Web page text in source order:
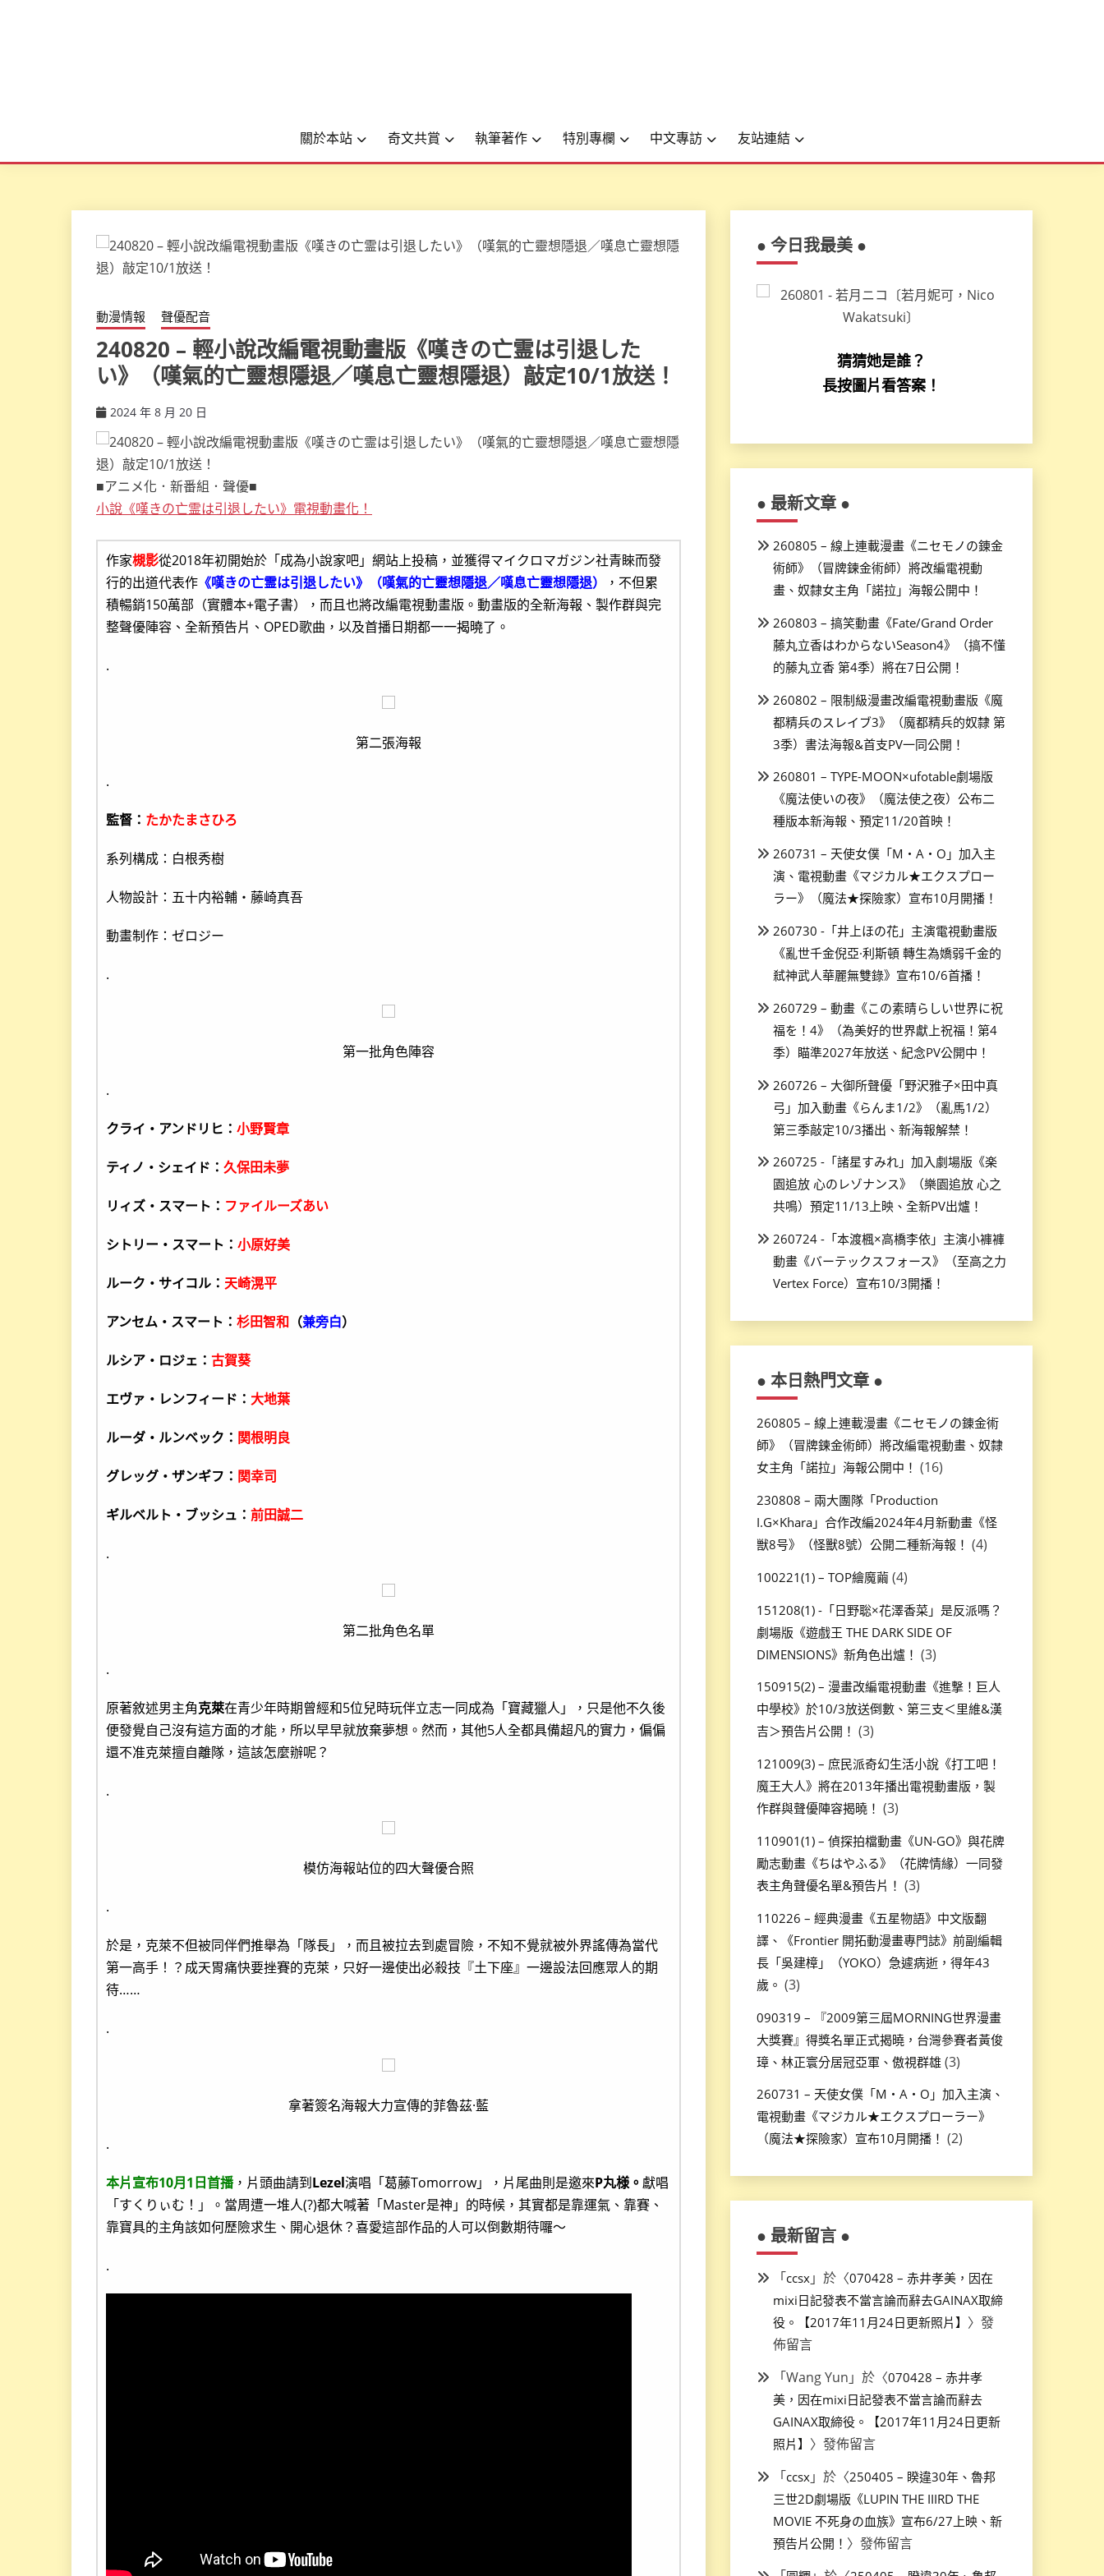
關於本站 奇文共賞 執筆著作 特別專欄 中文專訪 友站連結
動漫情報 聲優配音
240820 – 輕小說改編電視動畫版《嘆きの亡霊は引退した
い》（嘆氣的亡靈想隱退／嘆息亡靈想隱退）敲定10/1放送！
2024 年 8 月 20 日
■アニメ化．新番組．聲優■
小說《嘆きの亡霊は引退したい》電視動畫化！
作家槻影從2018年初開始於「成為小說家吧」網站上投稿，並獲得マイクロマガジン社青睞而發
行的出道代表作 《嘆きの亡霊は引退したい》（嘆氣的亡靈想隱退／嘆息亡靈想隱退）
，不但累
積暢銷150萬部（實體本+電子書），而且也將改編電視動畫版。動畫版的全新海報、製作群與完
整聲優陣容、全新預告片、OPED歌曲，以及首播日期都一一揭曉了。
.
第二張海報
.
監督： たかたまさひろ
系列構成：白根秀樹
人物設計：五十内裕輔・藤崎真吾
動畫制作：ゼロジー
.
第一批角色陣容
.
クライ・アンドリヒ： 小野賢章
ティノ・シェイド： 久保田未夢
リィズ・スマート： ファイルーズあい
シトリー・スマート： 小原好美
ルーク・サイコル： 天崎滉平
アンセム・スマート： 杉田智和 （兼旁白）
ルシア・ロジェ： 古賀葵
エヴァ・レンフィード： 大地葉
ルーダ・ルンベック： 関根明良
グレッグ・ザンギフ： 関幸司
ギルベルト・ブッシュ： 前田誠二
.
第二批角色名單
.
原著敘述男主角克萊在青少年時期曾經和5位兒時玩伴立志一同成為「寶藏獵人」，只是他不久後
便發覺自己沒有這方面的才能，所以早早就放棄夢想。然而，其他5人全都具備超凡的實力，偏偏
還不准克萊擅自離隊，這該怎麼辦呢？
.
模仿海報站位的四大聲優合照
.
於是，克萊不但被同伴們推舉為「隊長」，而且被拉去到處冒險，不知不覺就被外界謠傳為當代
第一高手！？成天胃痛快要挫賽的克萊，只好一邊使出必殺技『土下座』一邊設法回應眾人的期
待……
.
拿著簽名海報大力宣傳的菲魯茲·藍
.
本片宣布10月1日首播 ，片頭曲請到Lezel演唱「葛藤Tomorrow」，片尾曲則是邀來P丸様。 獻唱
「すくりぃむ！」。當周遭一堆人(?)都大喊著「Master是神」的時候，其實都是靠運氣、靠賽、
靠寶具的主角該如何歷險求生、開心退休？喜愛這部作品的人可以倒數期待囉～
.
● 今日我最美 ●
猜猜她是誰？
長按圖片看答案！
● 最新文章 ●
260805 – 線上連載漫畫《ニセモノの錬金
術師》（冒牌鍊金術師）將改編電視動
畫、奴隸女主角「諾拉」海報公開中！
260803 – 搞笑動畫《Fate/Grand Order
藤丸立香はわからないSeason4》（搞不懂
的藤丸立香 第4季）將在7日公開！
260802 – 限制級漫畫改編電視動畫版《魔
都精兵のスレイブ3》（魔都精兵的奴隸 第
3季）書法海報&首支PV一同公開！
260801 – TYPE-MOON×ufotable劇場版
《魔法使いの夜》（魔法使之夜）公布二
種版本新海報、預定11/20首映！
260731 – 天使女僕「M・A・O」加入主
演、電視動畫《マジカル★エクスプロー
ラー》（魔法★探險家）宣布10月開播！
260730 -「井上ほの花」主演電視動畫版
《亂世千金倪亞·利斯頓 轉生為嬌弱千金的
弒神武人華麗無雙錄》宣布10/6首播！
260729 – 動畫《この素晴らしい世界に祝
福を！4》（為美好的世界獻上祝福！第4
季）瞄準2027年放送、紀念PV公開中！
260726 – 大御所聲優「野沢雅子×田中真
弓」加入動畫《らんま1/2》（亂馬1/2）
第三季敲定10/3播出、新海報解禁！
260725 -「諸星すみれ」加入劇場版《楽
園追放 心のレゾナンス》（樂園追放 心之
共鳴）預定11/13上映、全新PV出爐！
260724 -「本渡楓×高橋李依」主演小褲褲
動畫《バーテックスフォース》（至高之力
Vertex Force）宣布10/3開播！
● 本日熱門文章 ●
260805 – 線上連載漫畫《ニセモノの錬金術
師》（冒牌鍊金術師）將改編電視動畫、奴隸
女主角「諾拉」海報公開中！ (16)
230808 – 兩大團隊「Production
I.G×Khara」合作改編2024年4月新動畫《怪
獣8号》（怪獸8號）公開二種新海報！ (4)
100221(1) – TOP繪魔繭 (4)
151208(1) -「日野聡×花澤香菜」是反派嗎？
劇場版《遊戲王 THE DARK SIDE OF
DIMENSIONS》新角色出爐！ (3)
150915(2) – 漫畫改編電視動畫《進撃！巨人
中學校》於10/3放送倒數、第三支＜里維&漢
吉＞預告片公開！ (3)
121009(3) – 庶民派奇幻生活小說《打工吧！
魔王大人》將在2013年播出電視動畫版，製
作群與聲優陣容揭曉！ (3)
110901(1) – 偵探拍檔動畫《UN-GO》與花牌
勵志動畫《ちはやふる》（花牌情緣）一同發
表主角聲優名單&預告片！ (3)
110226 – 經典漫畫《五星物語》中文版翻
譯、《Frontier 開拓動漫畫專門誌》前副編輯
長「吳建樟」（YOKO）急遽病逝，得年43
歲。 (3)
090319 – 『2009第三屆MORNING世界漫畫
大獎賽』得獎名單正式揭曉，台灣參賽者黃俊
璋、林正寰分居冠亞軍、傲視群雄 (3)
260731 – 天使女僕「M・A・O」加入主演、
電視動畫《マジカル★エクスプローラー》
（魔法★探險家）宣布10月開播！ (2)
● 最新留言 ●
「ccsx」於〈070428 – 赤井孝美，因在
mixi日記發表不當言論而辭去GAINAX取締
役。【2017年11月24日更新照片】 〉發
佈留言
「Wang Yun 」於〈070428 – 赤井孝
美，因在mixi日記發表不當言論而辭去
GAINAX取締役。【2017年11月24日更新
照片】 〉發佈留言
「ccsx」於〈250405 – 睽違30年、魯邦
三世2D劇場版《LUPIN THE IIIRD THE
MOVIE 不死身の血族》宣布6/27上映、新
預告片公開！ 〉發佈留言